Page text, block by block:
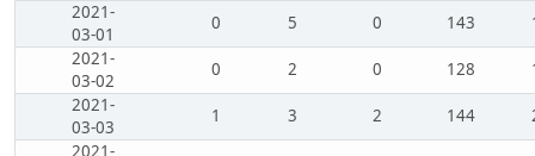
2021-
03-01
0 5 0 143
2021-
03-02
0 2 0 128
2021-
03-03
1 3 2 144
2021-